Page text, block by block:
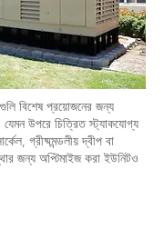
বিশেষ প্রয়োজনের জন্য
যেমন উপরে চিত্রিত স্ট্যাকযোগ্য
গ্রীষ্মমন্ডলীয় দ্বীপ বা
জন্য অপ্টিমাইজ করা ইউনিটও